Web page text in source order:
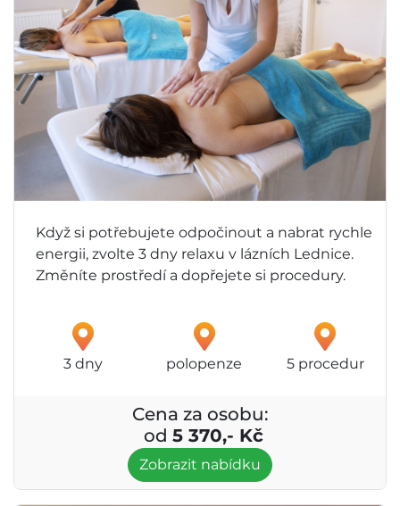
Když si potřebujete odpočinout a nabrat rychle
energii, zvolte 3 dny relaxu v lázních Lednice.
Změníte prostředí a dopřejete si procedury.
3 dny polopenze 5 procedur
Cena za osobu:
od 5 370,- Kč
Zobrazit nabídku